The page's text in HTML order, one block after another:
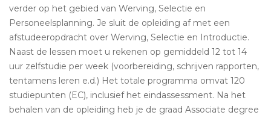
verder op het gebied van Werving, Selectie en
Personeelsplanning. Je sluit de opleiding af met een
afstudeeropdracht over Werving, Selectie en Introductie.
Naast de lessen moet u rekenen op gemiddeld 12 tot 14
uur zelfstudie per week (voorbereiding, schrijven rapporten,
tentamens leren e.d.) Het totale programma omvat 120
studiepunten (EC), inclusief het eindassessment. Na het
behalen van de opleiding heb je de graad Associate degree